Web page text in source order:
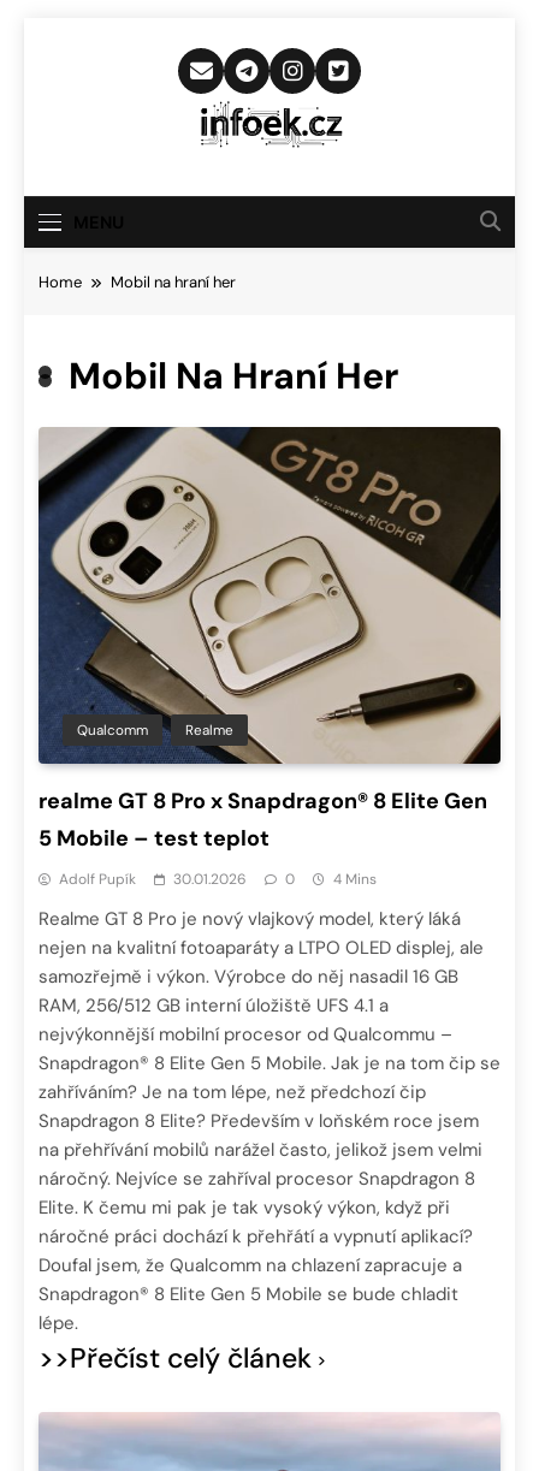
Infoek.cz
Novinkám
Home Mobil na hraní her
Mobil Na Hraní Her
Qualcomm Realme
realme GT 8 Pro x Snapdragon® 8 Elite Gen
5 Mobile – test teplot
Adolf Pupík 30.01.2026 0 4 Mins
Realme GT 8 Pro je nový vlajkový model, který láká
nejen na kvalitní fotoaparáty a LTPO OLED displej, ale
samozřejmě i výkon. Výrobce do něj nasadil 16 GB
RAM, 256/512 GB interní úložiště UFS 4.1 a
nejvýkonnější mobilní procesor od Qualcommu –
Snapdragon® 8 Elite Gen 5 Mobile. Jak je na tom čip se
zahříváním? Je na tom lépe, než předchozí čip
Snapdragon 8 Elite? Především v loňském roce jsem
na přehřívání mobilů narážel často, jelikož jsem velmi
náročný. Nejvíce se zahříval procesor Snapdragon 8
Elite. K čemu mi pak je tak vysoký výkon, když při
náročné práci dochází k přehřátí a vypnutí aplikací?
Doufal jsem, že Qualcomm na chlazení zapracuje a
Snapdragon® 8 Elite Gen 5 Mobile se bude chladit
lépe.
>>Přečíst celý článek